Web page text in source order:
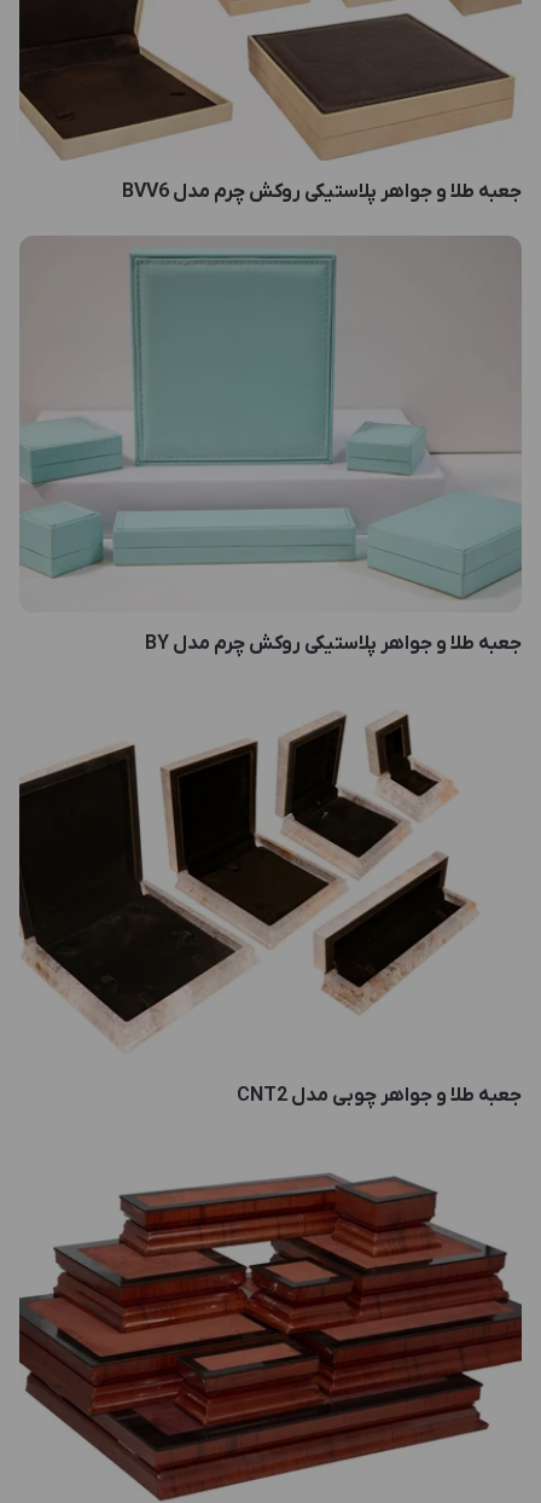
جعبه طلا و جواهر پلاستیکی روکش چرم مدل BVV6
جعبه طلا و جواهر پلاستیکی روکش چرم مدل BY
جعبه طلا و جواهر چوبی مدل CNT2